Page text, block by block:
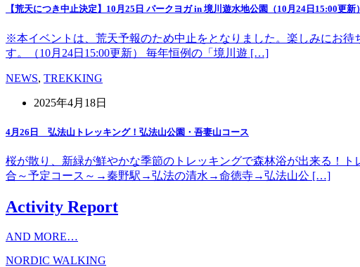
【荒天につき中止決定】10月25日 パークヨガ in 境川遊水地公園（10月24日15:00更新）
※本イベントは、荒天予報のため中止をとなりました。楽しみにお
す。（10月24日15:00更新） 毎年恒例の「境川遊 […]
NEWS, TREKKING
2025年4月18日
4月26日 弘法山トレッキング！弘法山公園・吾妻山コース
桜が散り、新緑が鮮やかな季節のトレッキングで森林浴が出来る！
合～予定コース～→秦野駅→弘法の清水→命徳寺→弘法山公 […]
Activity Report
AND MORE…
NORDIC WALKING